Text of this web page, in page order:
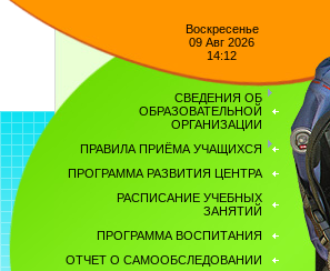
Воскресенье
09 Авг 2026
14:12
СВЕДЕНИЯ ОБ
ОБРАЗОВАТЕЛЬНОЙ
ОРГАНИЗАЦИИ
ПРАВИЛА ПРИЁМА УЧАЩИХСЯ
ПРОГРАММА РАЗВИТИЯ ЦЕНТРА
РАСПИСАНИЕ УЧЕБНЫХ
ЗАНЯТИЙ
ПРОГРАММА ВОСПИТАНИЯ
ОТЧЕТ О САМООБСЛЕДОВАНИИ